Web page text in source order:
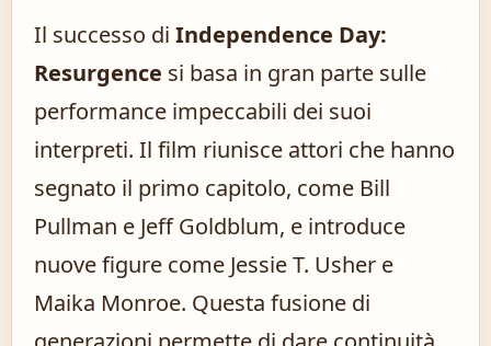
Il successo di Independence Day:
Resurgence si basa in gran parte sulle
performance impeccabili dei suoi
interpreti. Il film riunisce attori che hanno
segnato il primo capitolo, come Bill
Pullman e Jeff Goldblum, e introduce
nuove figure come Jessie T. Usher e
Maika Monroe. Questa fusione di